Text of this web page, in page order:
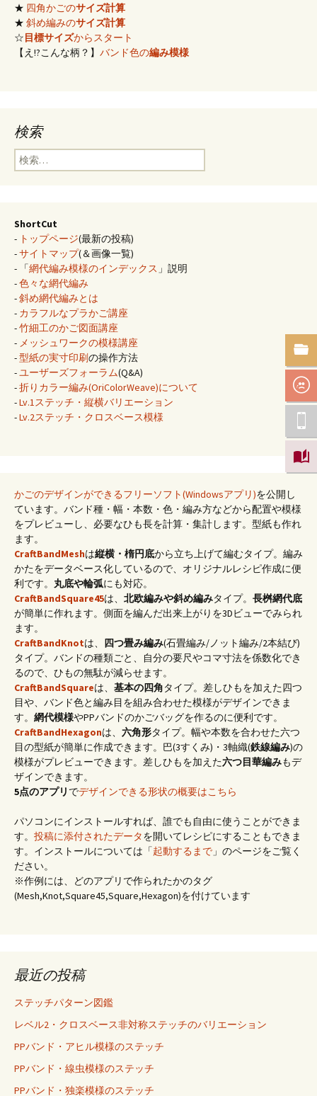
★ 四角かごのサイズ計算
★ 斜め編みのサイズ計算
☆目標サイズからスタート
【え!?こんな柄？】 バンド色の編み模様
検索
検
索:
ShortCut
- トップページ(最新の投稿)
-サイトマップ(＆画像一覧)
- 「網代編み模様のインデックス 」説明
-色々な網代編み
-斜め網代編みとは
- カラフルなプラかご講座
-竹細工のかご図面講座
- メッシュワークの模様講座
-型紙の実寸印刷の操作方法
-ユーザーズフォーラム(Q&A)
-折りカラー編み(OriColorWeave)について
-Lv.1ステッチ・縦横バリエーション
-Lv.2ステッチ・クロスベース模様
かごのデザインができるフリーソフト(Windowsアプリ)を公開し
ています。バンド種・幅・本数・色・編み方などから配置や模様
をプレビューし、必要なひも長を計算・集計します。型紙も作れ
ます。
CraftBandMeshは縦横・楕円底から立ち上げて編むタイプ。編み
かたをデータベース化しているので、オリジナルレシピ作成に便
利です。 丸底や輪弧にも対応。
CraftBandSquare45は、 北欧編みや斜め編みタイプ。 長桝網代底
が簡単に作れます。側面を編んだ出来上がりを3Dビューでみられ
ます。
CraftBandKnotは、 四つ畳み編み(石畳編み/ノット編み/2本結び)
タイプ。バンドの種類ごと、自分の要尺やコマ寸法を係数化でき
るので、ひもの無駄が減らせます。
CraftBandSquareは、 基本の四角タイプ。差しひもを加えた四つ
目や、バンド色と編み目を組み合わせた模様がデザインできま
す。 網代模様やPPバンドのかごバッグを作るのに便利です。
CraftBandHexagonは、 六角形タイプ。幅や本数を合わせた六つ
目の型紙が簡単に作成できます。巴(3すくみ)・3軸織(鉄線編み)の
模様がプレビューできます。差しひもを加えた六つ目華編みもデ
ザインできます。
5点のアプリ でデザインできる形状の概要はこちら
パソコンにインストールすれば、誰でも自由に使うことができま
す。 投稿に添付されたデータを開いてレシピにすることもできま
す。インストールについては「起動するまで 」のページをご覧く
ださい。
※作例には、どのアプリで作られたかのタグ
(Mesh,Knot,Square45,Square,Hexagon)を付けています
最近の投稿
ステッチパターン図鑑
レベル2・クロスベース非対称ステッチのバリエーション
PPバンド・アヒル模様のステッチ
PPバンド・線虫模様のステッチ
PPバンド・独楽模様のステッチ